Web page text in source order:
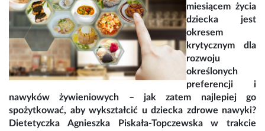
miesiącem życia
dziecka jest
okresem
krytycznym dla
rozwoju
określonych
preferencji i
nawyków żywieniowych – jak zatem najlepiej go
spożytkować, aby wykształcić u dziecka zdrowe nawyki?
Dietetyczka Agnieszka Piskała-Topczewska w trakcie